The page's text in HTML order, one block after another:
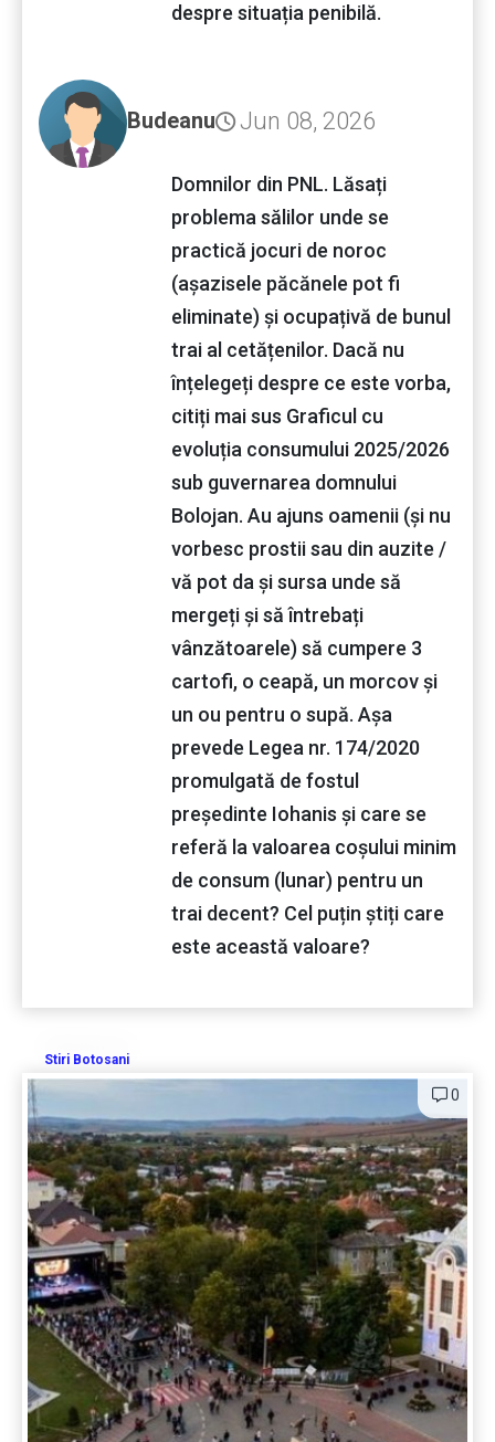
despre situația penibilă.
Budeanu Jun 08, 2026
Domnilor din PNL. Lăsați
problema sălilor unde se
practică jocuri de noroc
(așazisele păcănele pot fi
eliminate) și ocupațivă de bunul
trai al cetățenilor. Dacă nu
înțelegeți despre ce este vorba,
citiți mai sus Graficul cu
evoluția consumului 2025/2026
sub guvernarea domnului
Bolojan. Au ajuns oamenii (și nu
vorbesc prostii sau din auzite /
vă pot da și sursa unde să
mergeți și să întrebați
vânzătoarele) să cumpere 3
cartofi, o ceapă, un morcov și
un ou pentru o supă. Așa
prevede Legea nr. 174/2020
promulgată de fostul
președinte Iohanis și care se
referă la valoarea coșului minim
de consum (lunar) pentru un
trai decent? Cel puțin știți care
este această valoare?
Stiri Botosani
0